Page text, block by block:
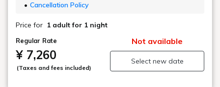
Cancellation Policy
Price for 1 adult for 1 night
Regular Rate
¥ 7,260
(Taxes and fees included)
Not available
Select new date